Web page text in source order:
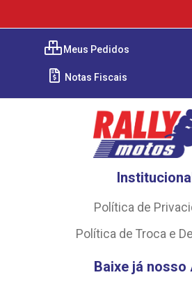
Meus Pedidos
Notas Fiscais
Política de
Política de Troca e
Baixe já nosso